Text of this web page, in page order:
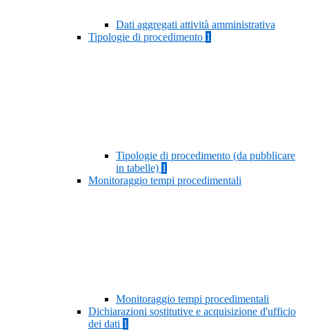
Dati aggregati attività amministrativa
Tipologie di procedimento 1
Tipologie di procedimento (da pubblicare
in tabelle) 1
Monitoraggio tempi procedimentali
Monitoraggio tempi procedimentali
Dichiarazioni sostitutive e acquisizione d'ufficio
dei dati 1